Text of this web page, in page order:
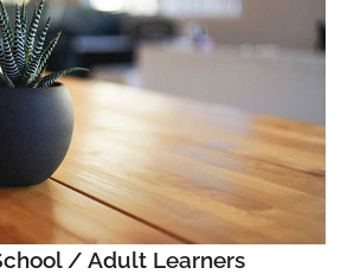
/ Adult Learners